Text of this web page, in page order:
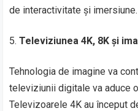
de interactivitate și imersiune.
Televiziunea 4K, 8K și
Tehnologia de imagine va
televiziunii digitale va aduce
Televizoarele 4K au început